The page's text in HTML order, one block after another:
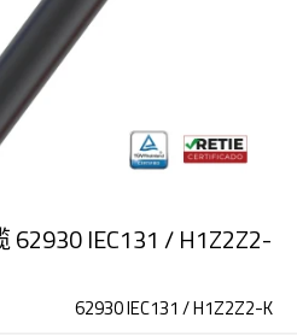
62930 IEC131 / H1Z2Z2-
62930 IEC131 / H1Z2Z2-K